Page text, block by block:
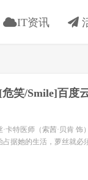
IT资讯
笑/Smile]百度
卡特医师（索茜·贝肯 饰
据她的生活，萝丝就必